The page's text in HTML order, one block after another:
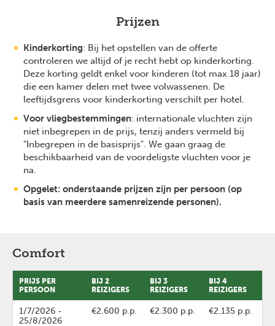
Prijzen
Kinderkorting: Bij het opstellen van de offerte
controleren we altijd of je recht hebt op kinderkorting.
Deze korting geldt enkel voor kinderen (tot max.18 jaar)
die een kamer delen met twee volwassenen. De
leeftijdsgrens voor kinderkorting verschilt per hotel.
Voor vliegbestemmingen: internationale vluchten zijn
niet inbegrepen in de prijs, tenzij anders vermeld bij
"Inbegrepen in de basisprijs". We gaan graag de
beschikbaarheid van de voordeligste vluchten voor je
na.
Opgelet: onderstaande prijzen zijn per persoon (op
basis van meerdere samenreizende personen).
Comfort
PRIJS PER
PERSOON
BIJ 2
REIZIGERS
BIJ 3
REIZIGERS
BIJ 4
REIZIGERS
1/7/2026 -
25/8/2026
€2.600 p.p. €2.300 p.p. €2.135 p.p.
Previous Next